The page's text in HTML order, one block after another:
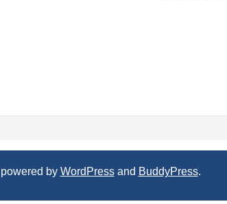
by WordPressand BuddyPress.